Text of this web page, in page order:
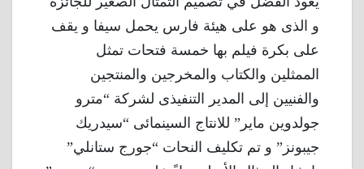
و الذى هو على هيئة فارس يحمل سيفا و يقف
على بكرة فيلم بها خمسة فتحات تمثل
الممثلين والكتاب والمخرجين والمنتجين
والفنيين إلى المدير التنفيذى لشركة “مترو
جولدوين ماير” للانتاج السينمائى “سيدريك
جيبونز” و تم تكليف النحات “جورج ستانلي”